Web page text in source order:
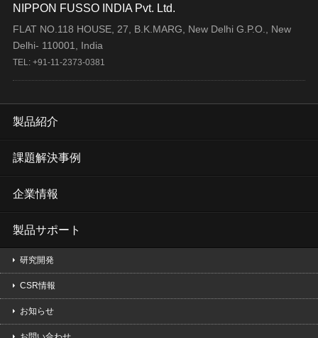
NIPPON FUSSO INDIA Pvt. Ltd.
FLAT NO.118 HOUSE, 27, B.K.MARG, New Delhi G.P.O., New
Delhi- 110001, India
TEL: +91-11-2373-0381
製品紹介
課題解決事例
企業情報
製品サポート
研究開発
CSR情報
お知らせ